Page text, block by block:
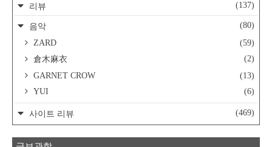
리뷰 (137)
음악
(80)
ZARD
(59)
倉木麻衣
(2)
GARNET CROW
(13)
YUI
(6)
사이트 리뷰 (469)